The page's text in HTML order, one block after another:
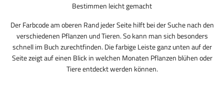
Bestimmen leicht gemacht
Der Farbcode am oberen Rand jeder Seite hilft bei der Suche nach den
verschiedenen Pflanzen und Tieren. So kann man sich besonders
schnell im Buch zurechtfinden. Die farbige Leiste ganz unten auf der
Seite zeigt auf einen Blick in welchen Monaten Pflanzen blühen oder
Tiere entdeckt werden können.